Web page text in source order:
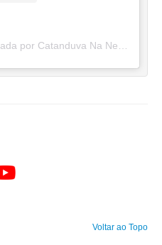
Voltar ao Topo